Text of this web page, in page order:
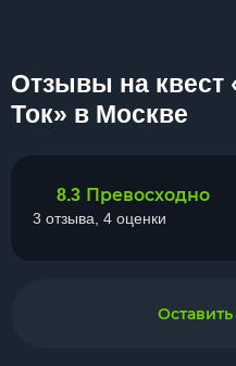
Отзывы на квест
Ток» в Москве
8.3 Превосходно
3 отзыва, 4 оценки